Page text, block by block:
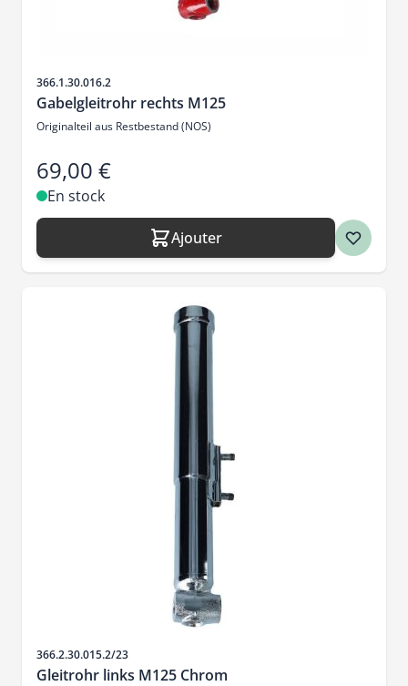
SKU
366.1.30.016.2
Gabelgleitrohr rechts M125
Originalteil aus Restbestand (NOS)
69,00 €
En stock
Ajouter
SKU
366.2.30.015.2/23
Gleitrohr links M125 Chrom